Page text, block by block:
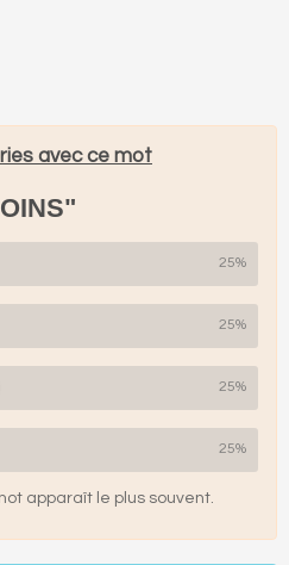
avec ce mot
25%
25%
25%
25%
apparaît le plus souvent.